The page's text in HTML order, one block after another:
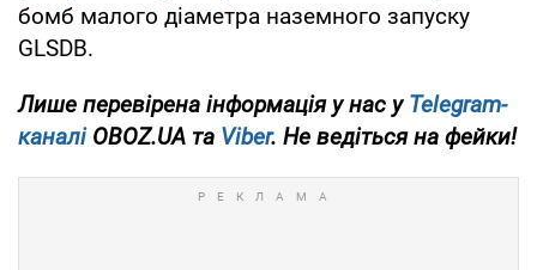
бомб малого діаметра наземного запуску
GLSDB.
Лише перевірена інформація у нас уTelegram-
каналіOBOZ.UA та Viber. Не ведіться на фейки!